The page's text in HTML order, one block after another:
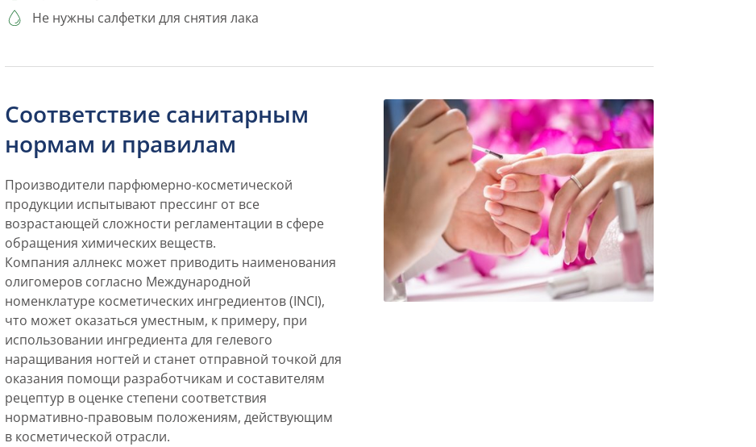
Не нужны салфетки для снятия лака
Соответствие санитарным
нормам и правилам
Производители парфюмерно-косметической
продукции испытывают прессинг от все
возрастающей сложности регламентации в сфере
обращения химических веществ.
Компания аллнекс может приводить наименования
олигомеров согласно Международной
номенклатуре косметических ингредиентов (INCI),
что может оказаться уместным, к примеру, при
использовании ингредиента для гелевого
наращивания ногтей и станет отправной точкой для
оказания помощи разработчикам и составителям
рецептур в оценке степени соответствия
нормативно-правовым положениям, действующим
в косметической отрасли.